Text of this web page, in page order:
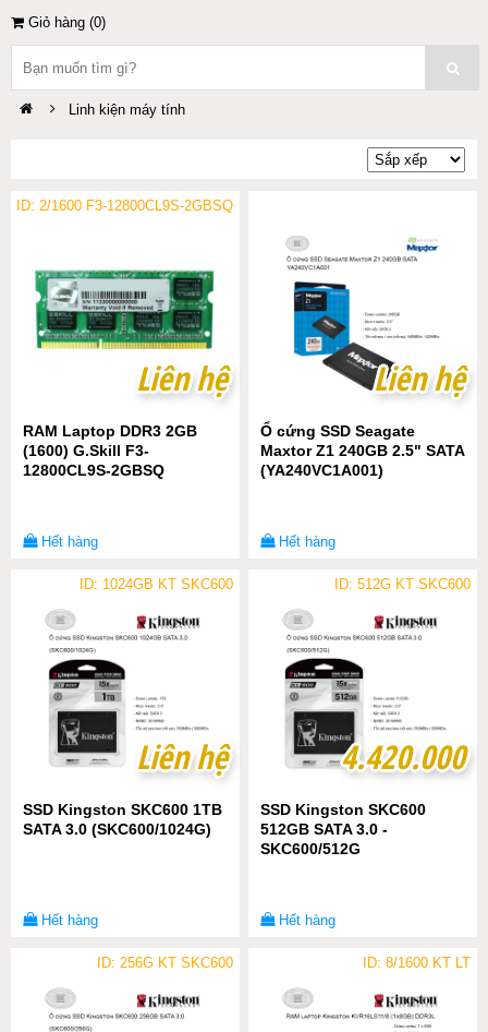
Giỏ hàng (0)
Linh kiện máy tính
ID: 2/1600 F3-12800CL9S-2GBSQ
Liên hệ
Liên hệ
RAM Laptop DDR3 2GB
(1600) G.Skill F3-
12800CL9S-2GBSQ
Hết hàng
Liên hệ
Liên hệ
Ổ cứng SSD Seagate
Maxtor Z1 240GB 2.5" SATA
(YA240VC1A001)
Hết hàng
ID: 1024GB KT SKC600
Liên hệ
Liên hệ
SSD Kingston SKC600 1TB
SATA 3.0 (SKC600/1024G)
Hết hàng
ID: 512G KT SKC600
4.420.000
4.420.000
SSD Kingston SKC600
512GB SATA 3.0 -
SKC600/512G
Hết hàng
ID: 256G KT SKC600 ID: 8/1600 KT LT